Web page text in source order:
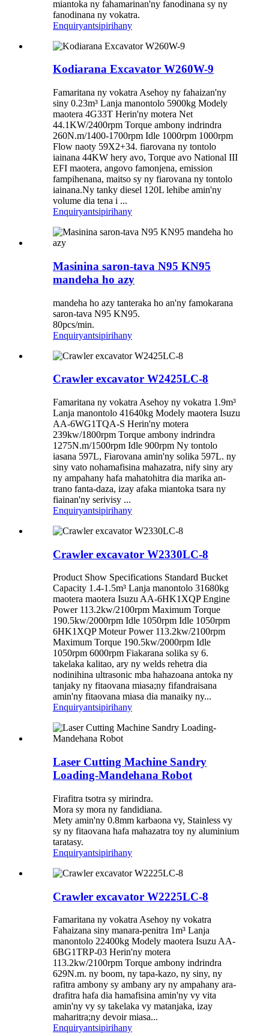
miantoka ny fahamarinan'ny fanodinana sy ny
fanodinana ny vokatra.
Enquiryantsipirihany
Kodiarana Excavator W260W-9
Famaritana ny vokatra Asehoy ny fahaizan'ny
siny 0.23m³ Lanja manontolo 5900kg Modely
maotera 4G33T Herin'ny motera Net
44.1KW/2400rpm Torque ambony indrindra
260N.m/1400-1700rpm Idle 1000rpm 1000rpm
Flow naoty 59X2+34. fiarovana ny tontolo
iainana 44KW hery avo, Torque avo National III
EFI maotera, angovo famonjena, emission
fampihenana, maitso sy ny fiarovana ny tontolo
iainana.Ny tanky diesel 120L lehibe amin'ny
volume dia tena i ...
Enquiryantsipirihany
Masinina saron-tava N95 KN95
mandeha ho azy
mandeha ho azy tanteraka ho an'ny famokarana
saron-tava N95 KN95.
80pcs/min.
Enquiryantsipirihany
Crawler excavator W2425LC-8
Famaritana ny vokatra Asehoy ny vokatra 1.9m³
Lanja manontolo 41640kg Modely maotera Isuzu
AA-6WG1TQA-S Herin'ny motera
239kw/1800rpm Torque ambony indrindra
1275N.m/1500rpm Idle 900rpm Ny tontolo
iasana 597L, Fiarovana amin'ny solika 597L. ny
siny vato nohamafisina mahazatra, nify siny ary
ny ampahany hafa mahatohitra dia marika an-
trano fanta-daza, izay afaka miantoka tsara ny
fiainan'ny serivisy ...
Enquiryantsipirihany
Crawler excavator W2330LC-8
Product Show Specifications Standard Bucket
Capacity 1.4-1.5m³ Lanja manontolo 31680kg
maotera maotera Isuzu AA-6HK1XQP Engine
Power 113.2kw/2100rpm Maximum Torque
190.5kw/2000rpm Idle 1050rpm Idle 1050rpm
6HK1XQP Moteur Power 113.2kw/2100rpm
Maximum Torque 190.5kw/2000rpm Idle
1050rpm 6000rpm Fiakarana solika sy 6.
takelaka kalitao, ary ny welds rehetra dia
nodinihina ultrasonic mba hahazoana antoka ny
tanjaky ny fitaovana miasa;ny fifandraisana
amin'ny fitaovana miasa dia manaiky ny...
Enquiryantsipirihany
Laser Cutting Machine Sandry
Loading-Mandehana Robot
Firafitra tsotra sy mirindra.
Mora sy mora ny fandidiana.
Mety amin'ny 0.8mm karbaona vy, Stainless vy
sy ny fitaovana hafa mahazatra toy ny aluminium
taratasy.
Enquiryantsipirihany
Crawler excavator W2225LC-8
Famaritana ny vokatra Asehoy ny vokatra
Fahaizana siny manara-penitra 1m³ Lanja
manontolo 22400kg Modely maotera Isuzu AA-
6BG1TRP-03 Herin'ny motera
113.2kw/2100rpm Torque ambony indrindra
629N.m. ny boom, ny tapa-kazo, ny siny, ny
rafitra ambony sy ambany ary ny ampahany ara-
drafitra hafa dia hamafisina amin'ny vy vita
amin'ny vy sy takelaka vy matanjaka, izay
maharitra;ny devoir miasa...
Enquiryantsipirihany